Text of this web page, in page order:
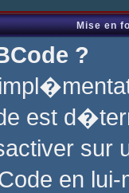
Mise en
?
est
sur
en